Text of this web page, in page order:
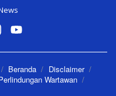
Beranda
Disclaimer
Wartawan